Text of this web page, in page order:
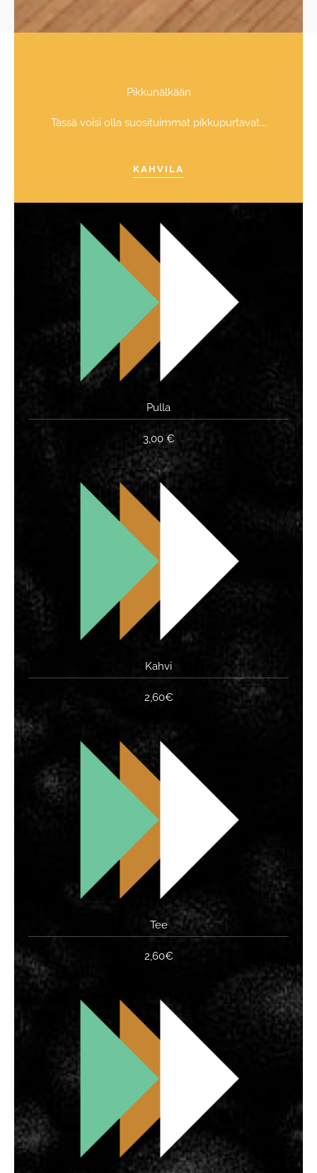
Pikkunälkään
Tässä voisi olla suosituimmat pikkupurtavat….
KAHVILA
Pulla
3,00 €
Kahvi
2,60€
Tee
2,60€